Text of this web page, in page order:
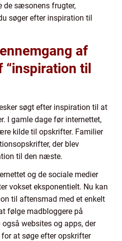
de sæsonens frugter,
søger efter inspiration til
af
“inspiration til
søgt efter inspiration til at
I gamle dage før internettet,
kilde til opskrifter. Familier
der blev
til den næste.
og de sociale medier
vokset eksponentielt. Nu kan
til aftensmad med et enkelt
følge madbloggere på
websites og apps, der
at søge efter opskrifter